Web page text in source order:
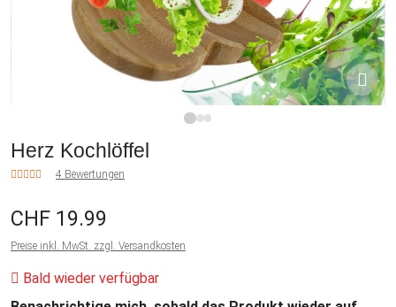
Herz Kochlöffel
4 Bewertungen
CHF 19.99
Preise inkl. MwSt. zzgl. Versandkosten
Bald wieder verfügbar